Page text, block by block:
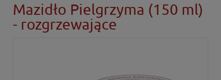
Mazidło Pielgrzyma (150 ml)
- rozgrzewające